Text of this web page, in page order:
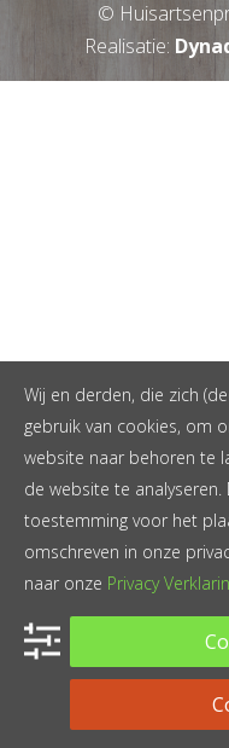
©
Realisatie:
Wij en derden, die zich
gebruik van cookies, om
website naar behoren te
de website te
toestemming voor het
omschreven in onze
naar onze Privacy